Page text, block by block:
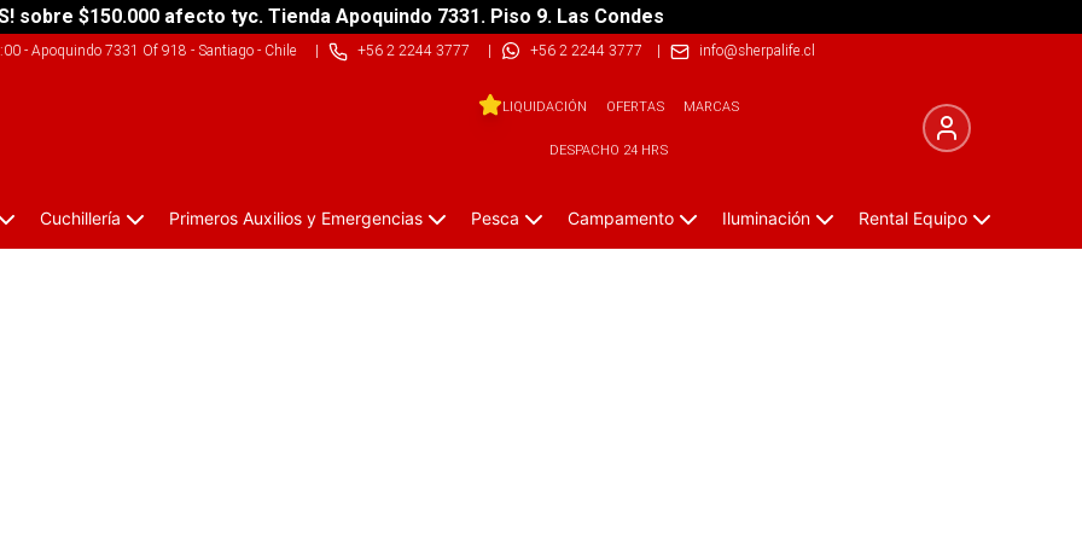
sobre $150.000 afecto tyc. Tienda Apoquindo 7331. Piso 9. Las Condes
- Apoquindo 7331 Of 918 - Santiago - Chile| +56 2 2244 3777 | +56 2 2244 3777 | info@sherpalife.cl
LIQUIDACIÓN OFERTAS MARCAS
DESPACHO 24 HRS
Cuchillería Primeros Auxilios y Emergencias Pesca Campamento Iluminación Rental Equipo